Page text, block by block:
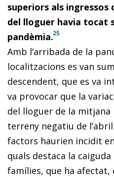
superiors als ingressos
del lloguer havia tocat
pandèmia.25
Amb l’arribada de la
localitzacions es van
descendent, que es va
va provocar que la
del lloguer de la
terreny negatiu de
factors haurien incidit
quals destaca la
famílies, que ha afectat,